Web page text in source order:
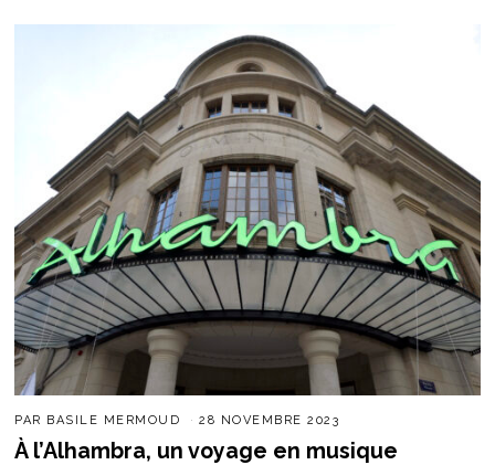
PAR BASILE MERMOUD 28 NOVEMBRE 2023
À l’Alhambra, un voyage en musique